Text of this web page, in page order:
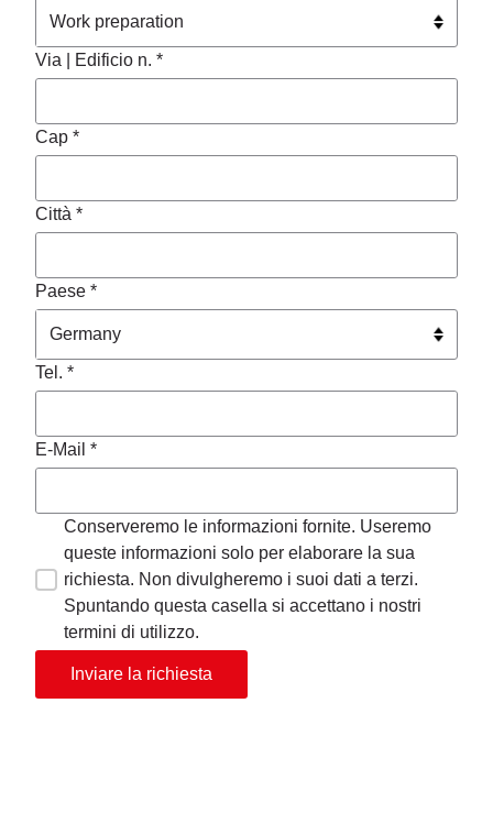
Via | Edificio n. *
Cap *
Città *
Paese *
Tel. *
E-Mail *
Conserveremo le informazioni fornite. Useremo
queste informazioni solo per elaborare la sua
richiesta. Non divulgheremo i suoi dati a terzi.
Spuntando questa casella si accettano i nostri
termini di utilizzo.
Inviare la richiesta